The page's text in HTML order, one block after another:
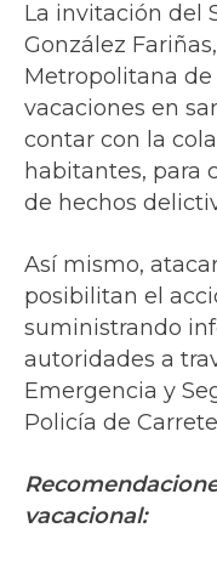
La invitación del
González
Metropolitana de
vacaciones en
contar con la
habitantes, para
de hechos
Así mismo,
posibilitan el
suministrando
autoridades a
Emergencia y
Policía de
vacacional: